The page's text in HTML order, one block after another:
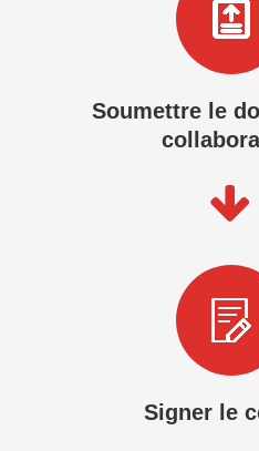
Soumettre le
Signer le